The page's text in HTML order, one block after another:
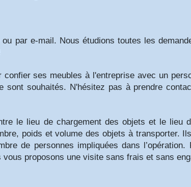
par e-mail. Nous étudions toutes les
ses meubles à l'entreprise avec un
sont souhaités. N'hésitez pas à prendre
le lieu de chargement des objets et le lieu
poids et volume des objets à transporter.
de personnes impliquées dans l’opération.
proposons une visite sans frais et sans